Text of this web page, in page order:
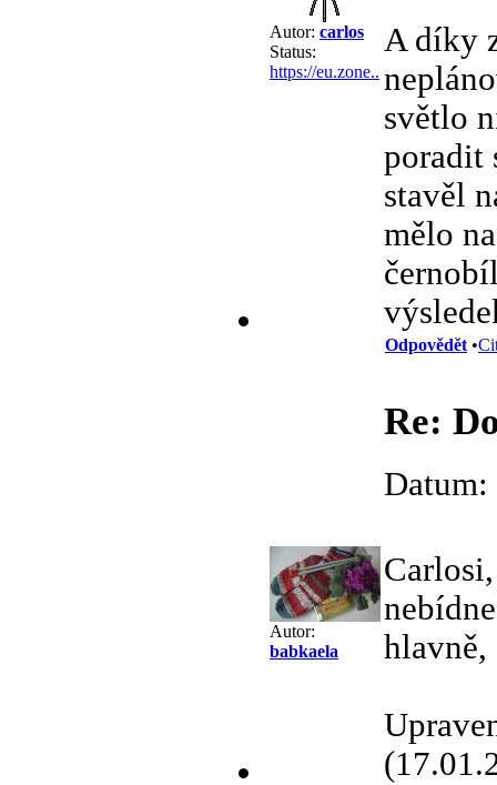
Autor: carlos
Status:
https://eu.zone..
A díky
světlo
poradit
stavěl
mělo
Odpovědět •
Autor:
babkaela
Re: